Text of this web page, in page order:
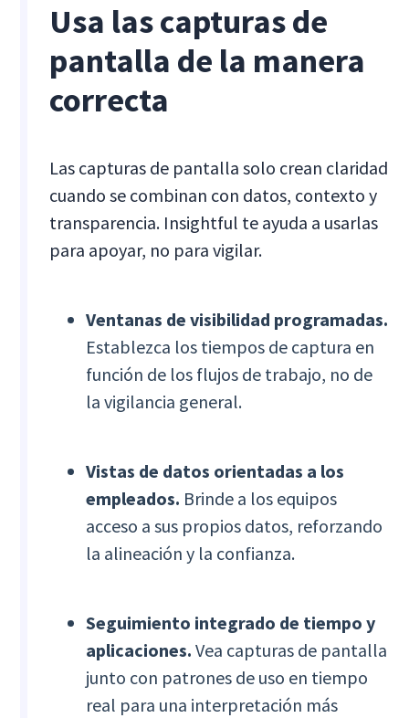
Usa las capturas de
pantalla de la manera
correcta
Las capturas de pantalla solo crean claridad
cuando se combinan con datos, contexto y
transparencia. Insightful te ayuda a usarlas
para apoyar, no para vigilar.
Ventanas de visibilidad programadas.
Establezca los tiempos de captura en
función de los flujos de trabajo, no de
la vigilancia general.
Vistas de datos orientadas a los
empleados. Brinde a los equipos
acceso a sus propios datos, reforzando
la alineación y la confianza.
Seguimiento integrado de tiempo y
aplicaciones. Vea capturas de pantalla
junto con patrones de uso en tiempo
real para una interpretación más